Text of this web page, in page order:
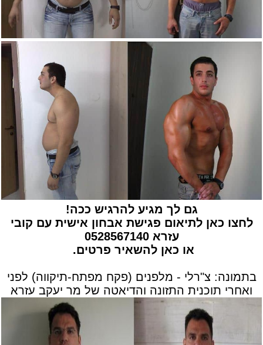
גם לך מגיע להרגיש ככה!
לחצו כאן לתיאום פגישת אבחון אישית עם קובי
עזרא0528567140
או כאן להשאיר פרטים.
בתמונה: צ"רלי - מלפנים (פקח מפתח-תיקווה) לפני
ואחרי תוכנית התזונה והדיאטה של מר יעקב עזרא